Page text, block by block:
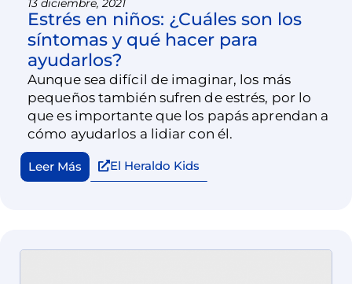
Estrés en niños: ¿Cuáles son los
síntomas y qué hacer para
ayudarlos?
Aunque sea difícil de imaginar, los más
pequeños también sufren de estrés, por lo
que es importante que los papás aprendan a
cómo ayudarlos a lidiar con él.
Leer Más El Heraldo Kids